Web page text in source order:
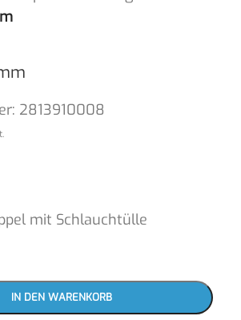
2813910008
mit Schlauchtülle
IN DEN WARENKORB